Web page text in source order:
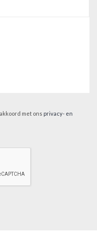
met ons privacy- en